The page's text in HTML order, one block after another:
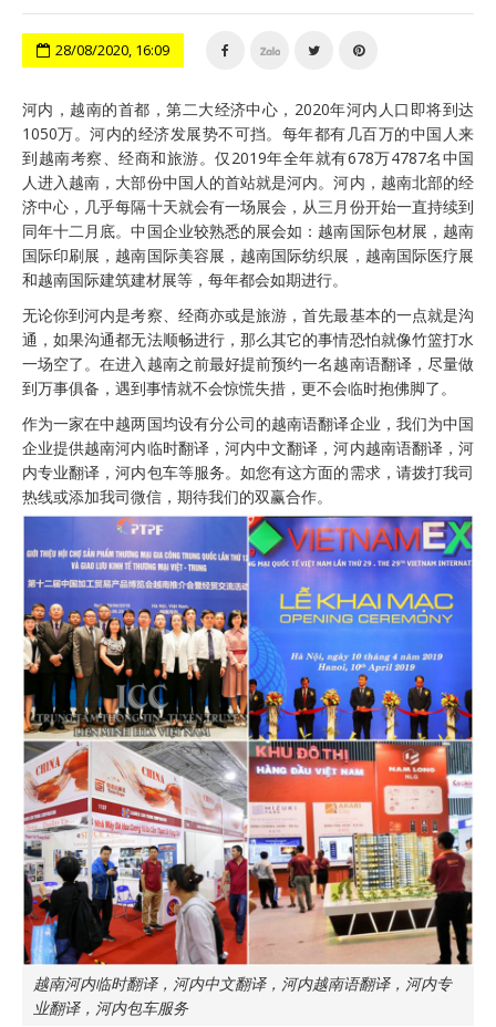
28/08/2020, 16:09
河内，越南的首都，第二大经济中心，2020年河内人口即将到达
1050万。河内的经济发展势不可挡。每年都有几百万的中国人来
到越南考察、经商和旅游。仅2019年全年就有678万4787名中国
人进入越南，大部份中国人的首站就是河内。河内，越南北部的经
济中心，几乎每隔十天就会有一场展会，从三月份开始一直持续到
同年十二月底。中国企业较熟悉的展会如：越南国际包材展，越南
国际印刷展，越南国际美容展，越南国际纺织展，越南国际医疗展
和越南国际建筑建材展等，每年都会如期进行。
无论你到河内是考察、经商亦或是旅游，首先最基本的一点就是沟
通，如果沟通都无法顺畅进行，那么其它的事情恐怕就像竹篮打水
一场空了。在进入越南之前最好提前预约一名越南语翻译，尽量做
到万事俱备，遇到事情就不会惊慌失措，更不会临时抱佛脚了。
作为一家在中越两国均设有分公司的越南语翻译企业，我们为中国
企业提供越南河内临时翻译，河内中文翻译，河内越南语翻译，河
内专业翻译，河内包车等服务。如您有这方面的需求，请拨打我司
热线或添加我司微信，期待我们的双赢合作。
越南河内临时翻译，河内中文翻译，河内越南语翻译，河内专
业翻译，河内包车服务